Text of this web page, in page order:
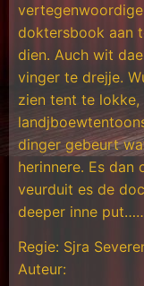
doktersbook aan
dien. Auch wit
vinger te drejje.
zien tent te lokke,
dinger gebeurt
herinnere. Es dan
veurduit es de
deeper inne
Regie: Sjra
Auteur: